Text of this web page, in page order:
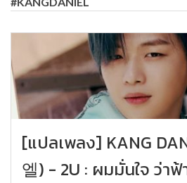
[แปลเพลง] KANG
엘) - 2U : ผมมั่นใจ ว่า